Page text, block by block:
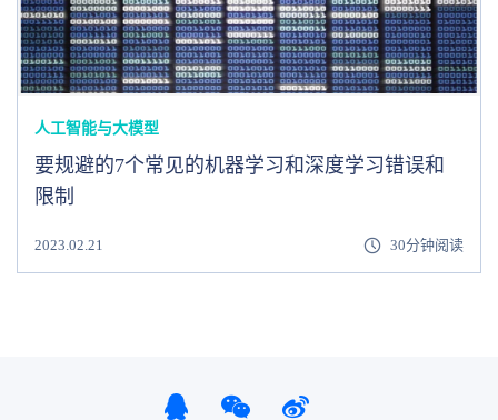
人工智能与大模型
要规避的7个常见的机器学习和深度学习错误和
限制
2023.02.21 30分钟阅读